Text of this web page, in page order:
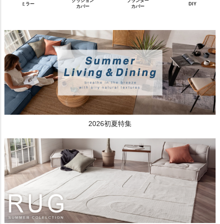
ミラー
カバー
カバー
DIY
2026初夏特集